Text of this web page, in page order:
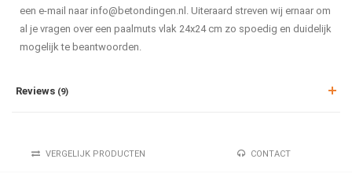
een e-mail naar info@betondingen.nl . Uiteraard streven wij ernaar om
al je vragen over een paalmuts vlak 24x24 cm zo spoedig en duidelijk
mogelijk te beantwoorden.
Reviews (9)
VERGELIJK PRODUCTEN CONTACT